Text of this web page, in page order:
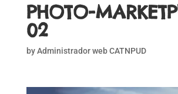
PHOTO-
02
byAdministrador web CATNPUD